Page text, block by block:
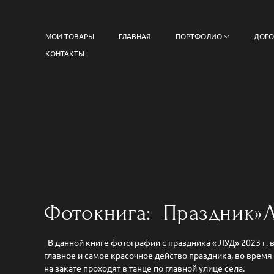
МОИ ТОВАРЫ ГЛАВНАЯ ПОРТФОЛИО
КОНТАКТЫ
Фотокнига:
В данной книге фотографии с праздника « ЛУД» 2023
главное и самое красочное действо праздника, во
на закате проходят в танце по главной улице села.